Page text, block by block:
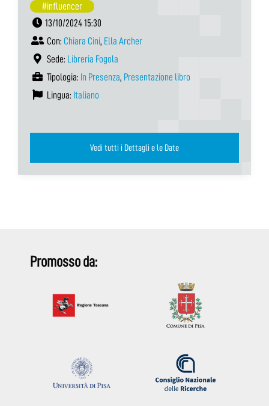
#influencer
13/10/2024 15:30
Con: Chiara Cini, Ella Archer
Sede: Libreria Fogola
Tipologia: In Presenza, Presentazione libro
Lingua: Italiano
Vedi tutti i Dettagli e le Date
Promosso da: